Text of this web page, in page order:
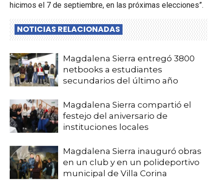
hicimos el 7 de septiembre, en las próximas elecciones”.
NOTICIAS RELACIONADAS
Magdalena Sierra entregó 3800
netbooks a estudiantes
secundarios del último año
Magdalena Sierra compartió el
festejo del aniversario de
instituciones locales
Magdalena Sierra inauguró obras
en un club y en un polideportivo
municipal de Villa Corina